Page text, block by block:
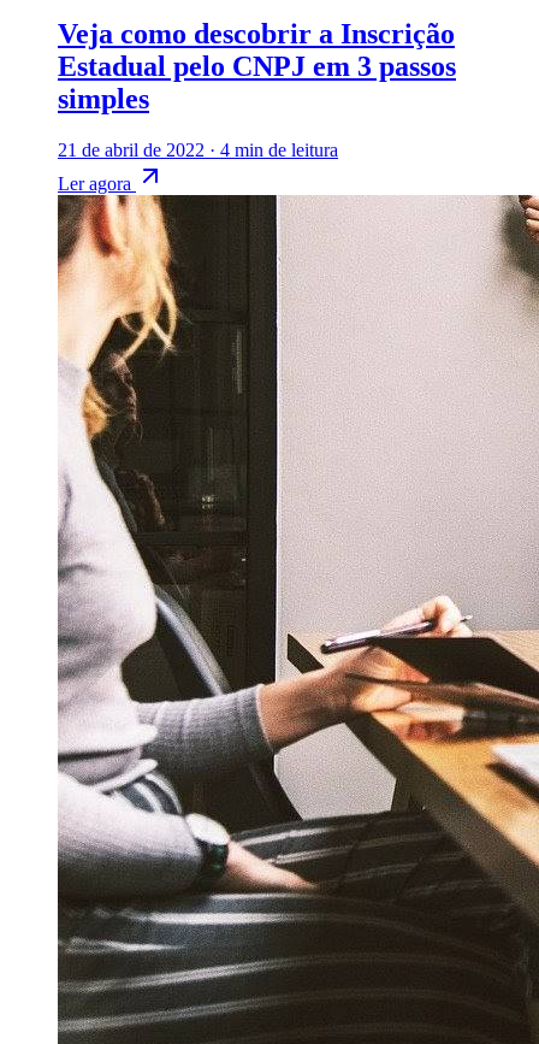
Veja como descobrir a Inscrição
Estadual pelo CNPJ em 3 passos
simples
21 de abril de 2022 · 4 min de leitura
Ler agora